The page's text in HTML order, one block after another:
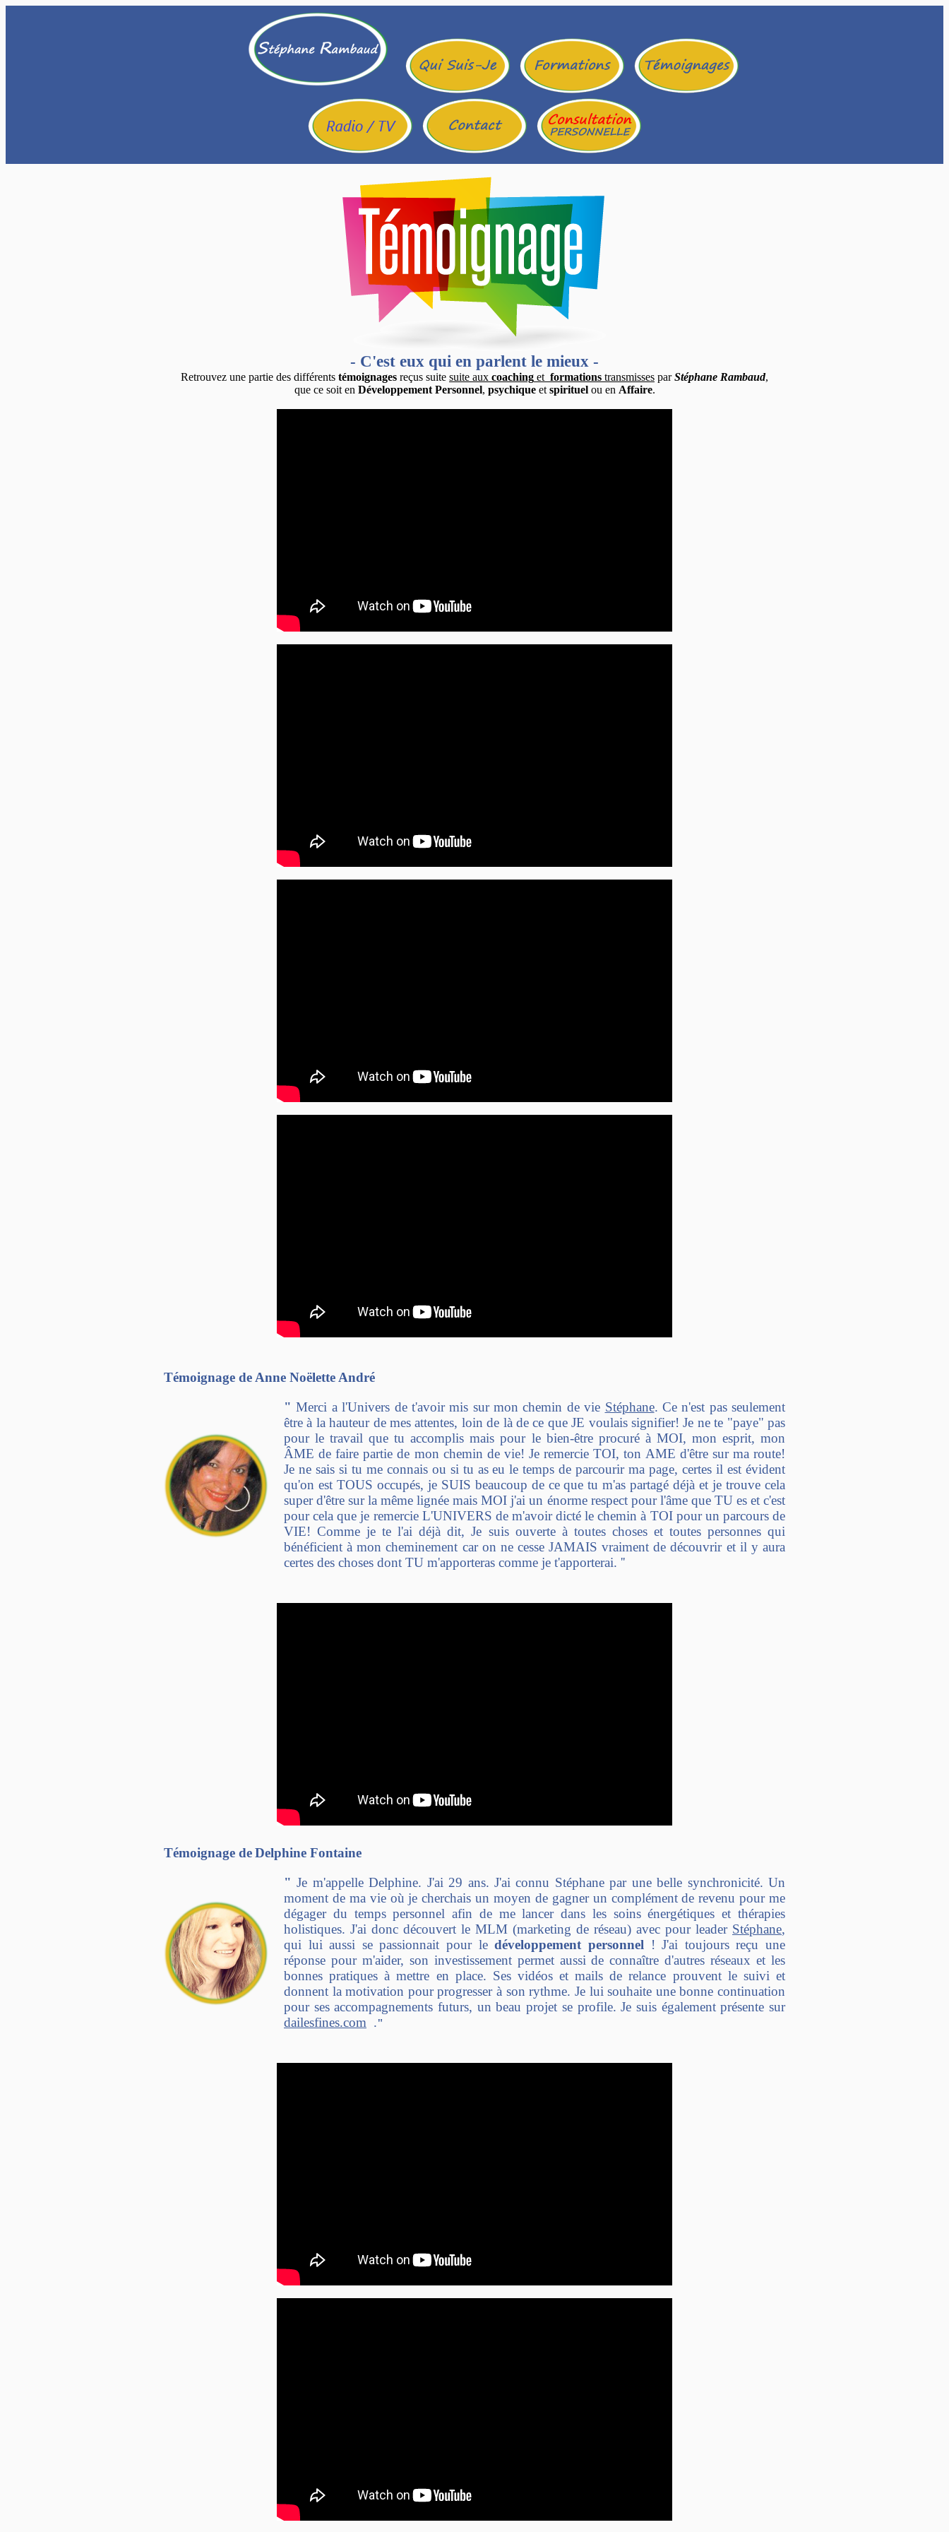
- C'est eux qui en parlent le mieux -
Retrouvez une partie des différents témoignages reçus suite suite aux coaching et formations transmisses parStéphane Rambaud,
que ce soit en Développement Personnel, psychiqueet spirituelou en Affaire.
Témoignage de Anne Noëlette André
" Merci a l'Univers de t'avoir mis sur mon chemin de vie Stéphane. Ce n'est pas seulement
être à la hauteur de mes attentes, loin de là de ce que JE voulais signifier! Je ne te "paye" pas
pour le travail que tu accomplis mais pour le bien-être procuré à MOI, mon esprit, mon
ÂME de faire partie de mon chemin de vie! Je remercie TOI, ton AME d'être sur ma route!
Je ne sais si tu me connais ou si tu as eu le temps de parcourir ma page, certes il est évident
qu'on est TOUS occupés, je SUIS beaucoup de ce que tu m'as partagé déjà et je trouve cela
super d'être sur la même lignée mais MOI j'ai un énorme respect pour l'âme que TU es et c'est
pour cela que je remercie L'UNIVERS de m'avoir dicté le chemin à TOI pour un parcours de
VIE! Comme je te l'ai déjà dit, Je suis ouverte à toutes choses et toutes personnes qui
bénéficient à mon cheminement car on ne cesse JAMAIS vraiment de découvrir et il y aura
certes des choses dont TU m'apporteras comme je t'apporterai. ''
Témoignage deDelphine Fontaine
" Je m'appelle Delphine. J'ai 29 ans. J'ai connu Stéphane par une belle synchronicité. Un
moment de ma vie où je cherchais un moyen de gagner un complément de revenu pour me
dégager du temps personnel afin de me lancer dans les soins énergétiques et thérapies
holistiques. J'ai donc découvert le MLM (marketing de réseau) avec pour leader Stéphane,
qui lui aussi se passionnait pour ledéveloppement personnel ! J'ai toujours reçu une
réponse pour m'aider, son investissement permet aussi de connaître d'autres réseaux et les
bonnes pratiques à mettre en place. Ses vidéos et mails de relance prouvent le suivi et
donnent la motivation pour progresser à son rythme. Je lui souhaite une bonne continuation
pour ses accompagnements futurs, un beau projet se profile. Je suis également présente sur
dailesfines.com ."